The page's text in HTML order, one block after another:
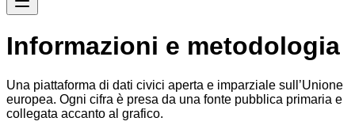
Informazioni e metodologia
Una piattaforma di dati civici aperta e imparziale sull’Unione
europea. Ogni cifra è presa da una fonte pubblica primaria e
collegata accanto al grafico.